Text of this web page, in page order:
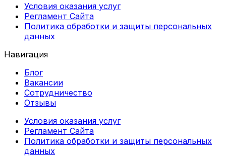
Условия оказания услуг
Регламент Сайта
Политика обработки и защиты персональных
данных
Навигация
Блог
Вакансии
Сотрудничество
Отзывы
Условия оказания услуг
Регламент Сайта
Политика обработки и защиты персональных
данных